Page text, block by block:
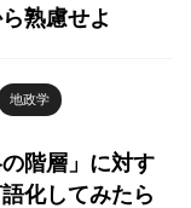
熟慮せよ
地政学
階層」に対す
化してみたら